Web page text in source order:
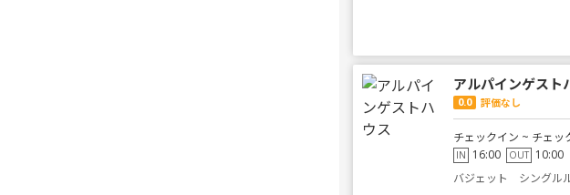
アルパインゲスト
0.0 評価なし
チェックイン ~ チェッ
IN 16:00 OUT 10:00
バジェット シングル